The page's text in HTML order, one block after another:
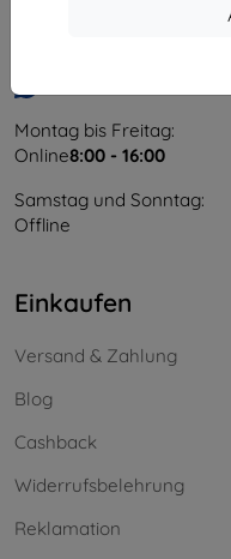
Montag bis Freitag:
Online8:00 - 16:00
Samstag und Sonntag:
Offline
Einkaufen
Versand & Zahlung
Blog
Cashback
Widerrufsbelehrung
Reklamation